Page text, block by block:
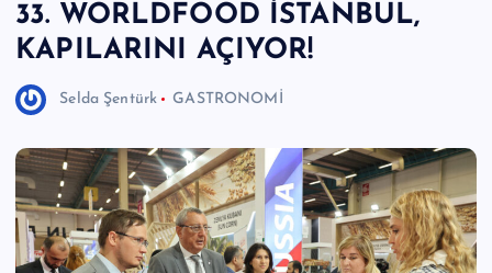
e
I
Ö
z
g
ü
33. WORLDFOOD İSTANBUL,
KAPILARINI AÇIYOR!
Selda Şentürk GASTRONOMİ